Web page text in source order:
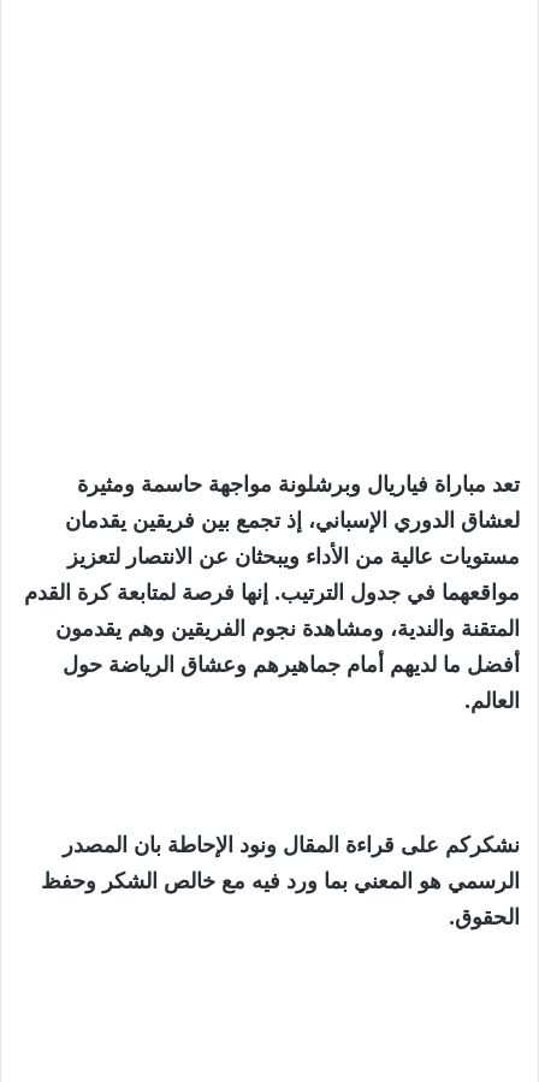
تعد مباراة فياريال وبرشلونة مواجهة حاسمة ومثيرة
لعشاق الدوري الإسباني، إذ تجمع بين فريقين يقدمان
مستويات عالية من الأداء ويبحثان عن الانتصار لتعزيز
مواقعهما في جدول الترتيب. إنها فرصة لمتابعة كرة القدم
المتقنة والندية، ومشاهدة نجوم الفريقين وهم يقدمون
أفضل ما لديهم أمام جماهيرهم وعشاق الرياضة حول
العالم.
نشكركم على قراءة المقال ونود الإحاطة بان المصدر
الرسمي هو المعني بما ورد فيه مع خالص الشكر وحفظ
الحقوق.